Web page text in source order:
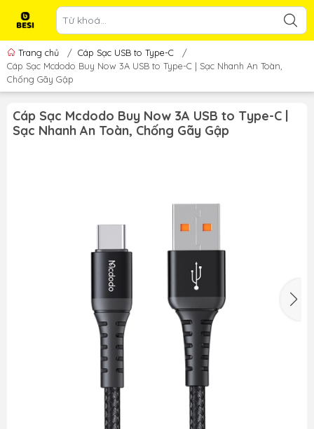
Trang chủ / Cáp Sạc USB to Type-C
/
Cáp Sạc Mcdodo Buy Now 3A USB to Type-C | Sạc Nhanh An Toàn,
Chống Gãy Gập
Cáp Sạc Mcdodo Buy Now 3A USB to Type-C |
Sạc Nhanh An Toàn, Chống Gãy Gập